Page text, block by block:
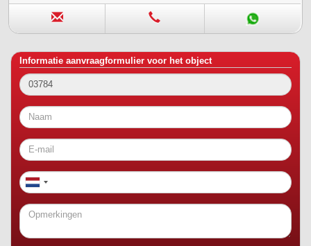
Informatie aanvraagformulier voor het object